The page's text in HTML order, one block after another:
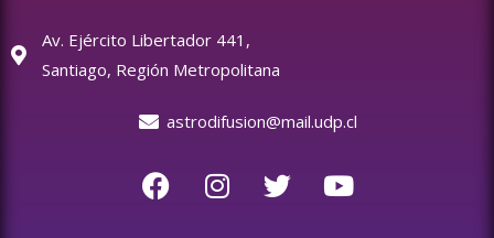
Av. Ejército Libertador 441,
Santiago, Región Metropolitana
astrodifusion@mail.udp.cl